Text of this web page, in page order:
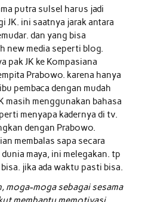
putra sulsel harus jadi
JK. ini saatnya jarak antara
dan yang bisa
new media seperti blog.
pak JK ke Kompasiana
Prabowo. karena hanya
pembaca dengan mudah
masih menggunakan bahasa
menyapa kadernya di tv.
dengan Prabowo.
membalas sapa secara
maya, ini melegakan. tp
jika ada waktu pasti bisa.
moga-moga sebagai sesama